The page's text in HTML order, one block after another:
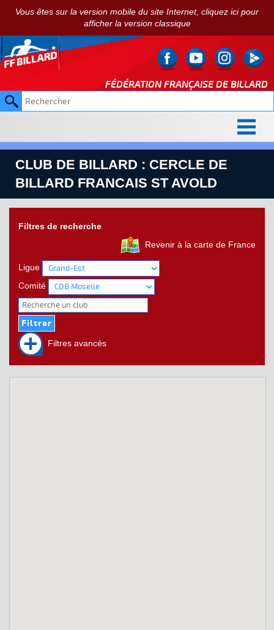
Vous êtes sur la version mobile du site Internet, cliquez ici pour
afficher la version classique
FÉDÉRATION FRANÇAISE DE BILLARD
CLUB DE BILLARD : CERCLE DE
BILLARD FRANCAIS ST AVOLD
Filtres de recherche
Revenir à la carte de France
Ligue
Comité
Filtres avancés